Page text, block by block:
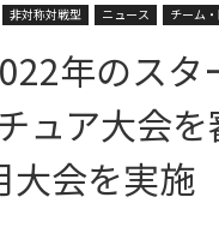
非対称対戦型 ニュース チーム
年のス
ュア大会
大会を実施